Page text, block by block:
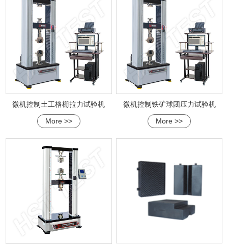
微机控制土工格栅拉力试验机
More >>
微机控制铁矿球团压力试验机
More >>